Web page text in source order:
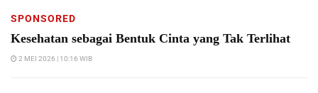
SPONSORED
Kesehatan sebagai Bentuk Cinta yang Tak Terlihat
2 MEI 2026 | 10:16 WIB